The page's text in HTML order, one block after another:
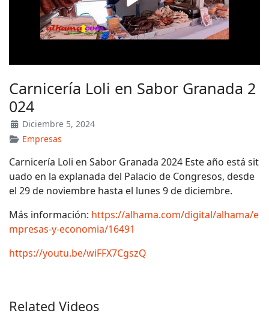
Carnicería Loli en Sabor Granada 2
024
Diciembre 5, 2024
Empresas
Carnicería Loli en Sabor Granada 2024 Este año está sit
uado en la explanada del Palacio de Congresos, desde
el 29 de noviembre hasta el lunes 9 de diciembre.
Más información: https://alhama.com/digital/alhama/e
mpresas-y-economia/16491
https://youtu.be/wiFFX7CgszQ
Related Videos